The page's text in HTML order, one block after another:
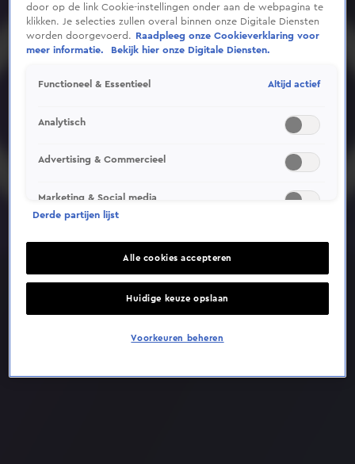
Deze video is niet beschikbaar op je huidige locatie
door op de link Cookie-instellingen onder aan de webpagina te
klikken. Je selecties zullen overal binnen onze Digitale Diensten
worden doorgevoerd.
Raadpleeg onze Cookieverklaring voor
meer informatie.
Bekijk hier onze Digitale Diensten.
Functioneel & Essentieel Altijd actief
Analytisch
Advertising & Commercieel
Marketing & Social media
Derde partijen lijst
Alle cookies accepteren
Huidige keuze opslaan
Voorkeuren beheren